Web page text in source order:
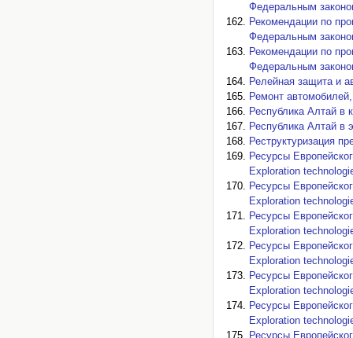
Федеральным
Рекомендации по
Федеральным
Рекомендации по
Федеральным
Релейная защита и
Ремонт автомобилей,
Республика Алтай в
Республика Алтай в
Реструктуризация
Ресурсы
Exploration
Ресурсы
Exploration
Ресурсы
Exploration
Ресурсы
Exploration
Ресурсы
Exploration
Ресурсы
Exploration
Ресурсы